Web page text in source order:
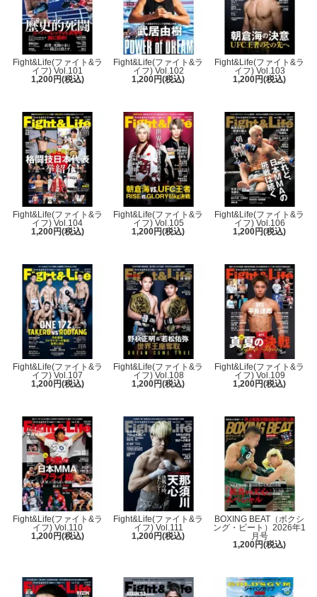
Fight&Life(ファイト&ラ
イフ) Vol.101
1,200円(税込)
Fight&Life(ファイト&ラ
イフ) Vol.102
1,200円(税込)
Fight&Life(ファイト&ラ
イフ) Vol.103
1,200円(税込)
Fight&Life(ファイト&ラ
イフ) Vol.104
1,200円(税込)
Fight&Life(ファイト&ラ
イフ) Vol.105
1,200円(税込)
Fight&Life(ファイト&ラ
イフ) Vol.106
1,200円(税込)
Fight&Life(ファイト&ラ
イフ) Vol.107
1,200円(税込)
Fight&Life(ファイト&ラ
イフ) Vol.108
1,200円(税込)
Fight&Life(ファイト&ラ
イフ) Vol.109
1,200円(税込)
Fight&Life(ファイト&ラ
イフ) Vol.110
1,200円(税込)
Fight&Life(ファイト&ラ
イフ) Vol.111
1,200円(税込)
BOXING BEAT（ボクシ
ング・ビート）2026年1
月号
1,200円(税込)